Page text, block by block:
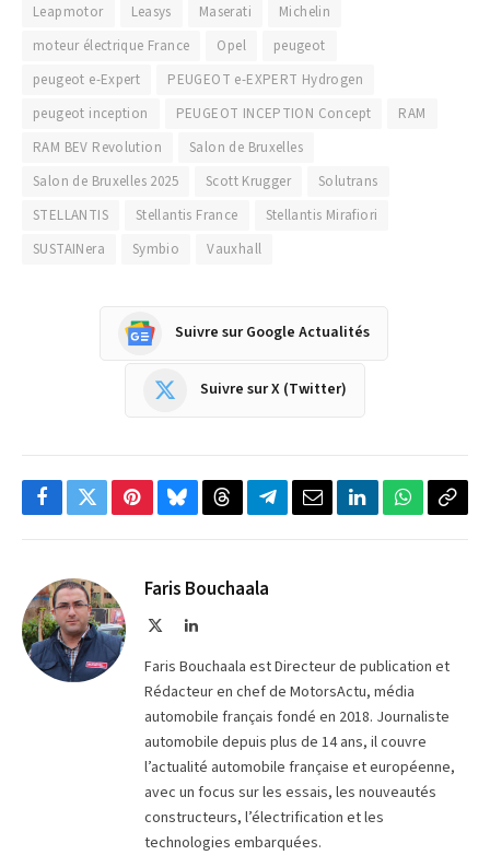
Leapmotor
Leasys Maserati
Michelin
moteur électrique France
Opel
peugeot
peugeot e-Expert
PEUGEOT e-EXPERT Hydrogen
peugeot inception
PEUGEOT INCEPTION Concept
RAM
RAM BEV Revolution
Salon de Bruxelles
Salon de Bruxelles 2025
Scott Krugger
Solutrans
STELLANTIS
Stellantis France
Stellantis Mirafiori
SUSTAINera
Symbio Vauxhall
Suivre sur Google Actualités
Suivre sur X (Twitter)
Facebook
TwitterPinterestBlueskyThreadsPartager
Telegram
EmailLinkedInWhatsApp
Faris Bouchaala
LinkedIn
Faris Bouchaala est Directeur de publication et
Rédacteur en chef de MotorsActu, média
automobile français fondé en 2018. Journaliste
automobile depuis plus de 14 ans, il couvre
l’actualité automobile française et européenne,
avec un focus sur les essais, les nouveautés
constructeurs, l’électrification et les
technologies embarquées.